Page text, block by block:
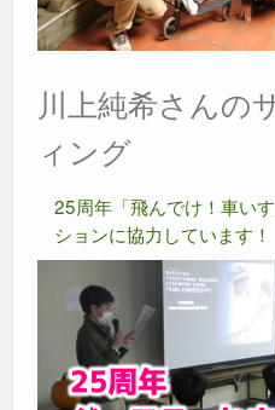
川上純希さんの
ィング
25周年「飛んでけ！車い
ションに協力しています！